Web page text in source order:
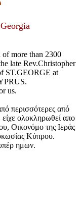
more than 2300
late Rev.Christopher
ST.GEORGE at
us.
περισσότερες από
είχε ολοκληρωθεί απο
Οικονόμο της Ιεράς
Κύπρου.
ημων.